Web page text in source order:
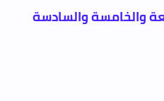
والخامسة والسادسة